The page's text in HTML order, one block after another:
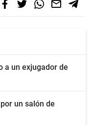
a un exjugador de
un salón de